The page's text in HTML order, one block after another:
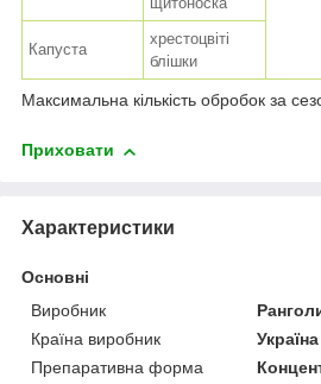
Капуста
хрестоцвіті
блішки
Максимальна кількість обробок за
Приховати
Характеристики
Основні
Виробник
Країна виробник
Україна
Препаративна форма